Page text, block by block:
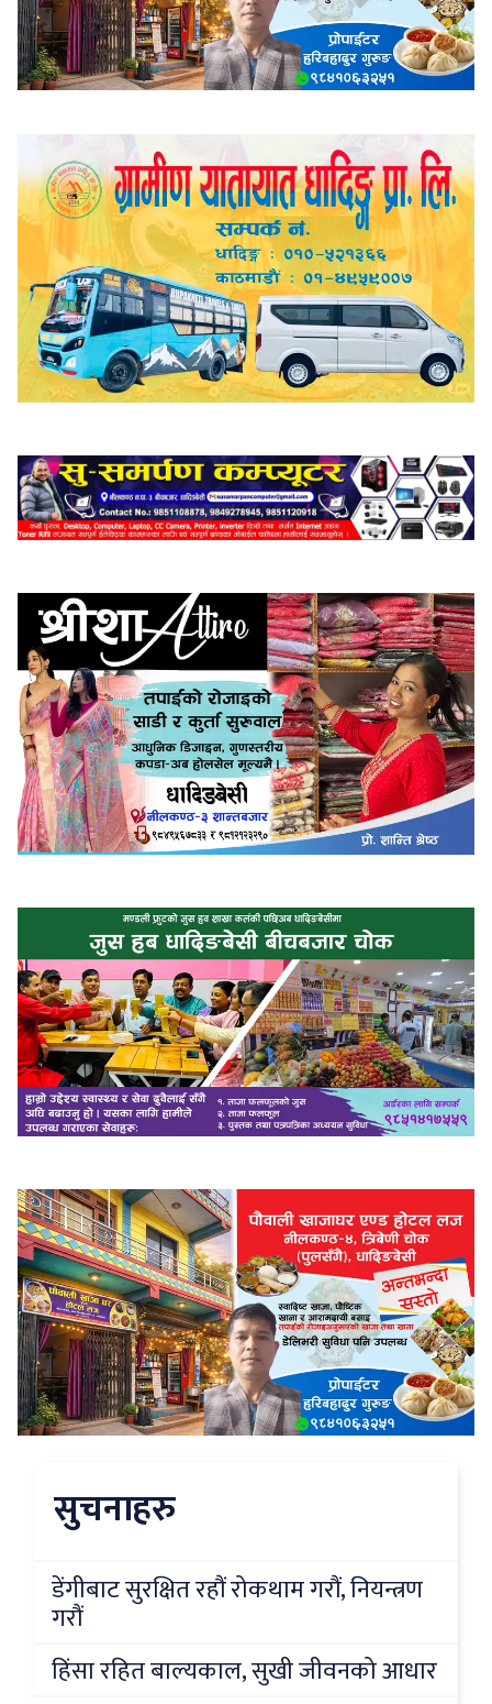
सुचनाहरु
डेंगीबाट सुरक्षित रहौं रोकथाम गरौं, नियन्त्रण
गरौं
हिंसा रहित बाल्यकाल, सुखी जीवनको आधार